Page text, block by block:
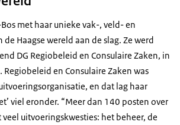
met haar unieke vak-, veld- en
Haagse wereld aan de slag. Ze werd
DG Regiobeleid en Consulaire Zaken, in
Regiobeleid en Consulaire Zaken was
en dat lag haar
viel eronder. “Meer dan 140 posten over
uitvoeringskwesties: het beheer, de